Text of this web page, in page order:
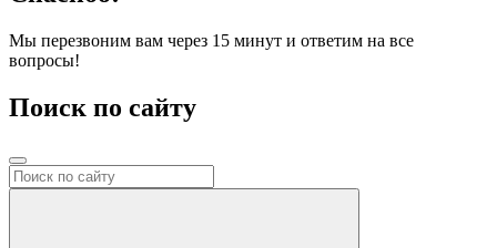
Мы перезвоним вам через 15 минут и ответим на все
вопросы!
Поиск по сайту